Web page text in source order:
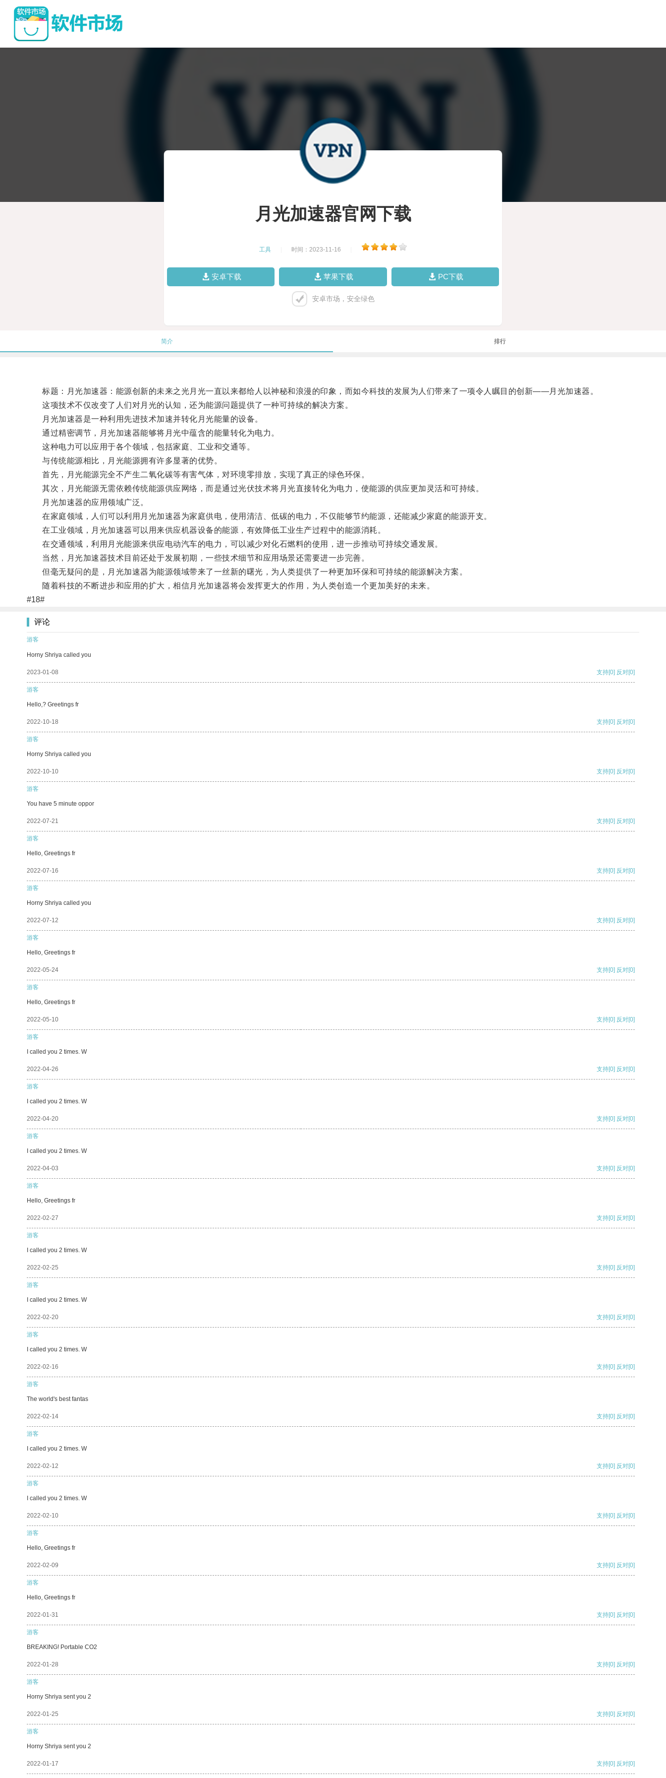
月光加速器官网下载
工具 时间：2023-11-16
安卓下载 苹果下载 PC下载
安卓市场，安全绿色
简介 排行
标题：月光加速器：能源创新的未来之光月光一直以来都给人以神秘和浪漫的印象，而如今科技的发展为人们带来了一项令人瞩目的创新——月光加速器。
这项技术不仅改变了人们对月光的认知，还为能源问题提供了一种可持续的解决方案。
月光加速器是一种利用先进技术加速并转化月光能量的设备。
通过精密调节，月光加速器能够将月光中蕴含的能量转化为电力。
这种电力可以应用于各个领域，包括家庭、工业和交通等。
与传统能源相比，月光能源拥有许多显著的优势。
首先，月光能源完全不产生二氧化碳等有害气体，对环境零排放，实现了真正的绿色环保。
其次，月光能源无需依赖传统能源供应网络，而是通过光伏技术将月光直接转化为电力，使能源的供应更加灵活和可持续。
月光加速器的应用领域广泛。
在家庭领域，人们可以利用月光加速器为家庭供电，使用清洁、低碳的电力，不仅能够节约能源，还能减少家庭的能源开支。
在工业领域，月光加速器可以用来供应机器设备的能源，有效降低工业生产过程中的能源消耗。
在交通领域，利用月光能源来供应电动汽车的电力，可以减少对化石燃料的使用，进一步推动可持续交通发展。
当然，月光加速器技术目前还处于发展初期，一些技术细节和应用场景还需要进一步完善。
但毫无疑问的是，月光加速器为能源领域带来了一丝新的曙光，为人类提供了一种更加环保和可持续的能源解决方案。
随着科技的不断进步和应用的扩大，相信月光加速器将会发挥更大的作用，为人类创造一个更加美好的未来。
#18#
评论
游客
Horny Shriya called you
2023-01-08 支持[0] 反对[0]
游客
Hello,? Greetings fr
2022-10-18 支持[0] 反对[0]
游客
Horny Shriya called you
2022-10-10 支持[0] 反对[0]
游客
You have 5 minute oppor
2022-07-21 支持[0] 反对[0]
游客
Hello, Greetings fr
2022-07-16 支持[0] 反对[0]
游客
Horny Shriya called you
2022-07-12 支持[0] 反对[0]
游客
Hello, Greetings fr
2022-05-24 支持[0] 反对[0]
游客
Hello, Greetings fr
2022-05-10 支持[0] 反对[0]
游客
I called you 2 times. W
2022-04-26 支持[0] 反对[0]
游客
I called you 2 times. W
2022-04-20 支持[0] 反对[0]
游客
I called you 2 times. W
2022-04-03 支持[0] 反对[0]
游客
Hello, Greetings fr
2022-02-27 支持[0] 反对[0]
游客
I called you 2 times. W
2022-02-25 支持[0] 反对[0]
游客
I called you 2 times. W
2022-02-20 支持[0] 反对[0]
游客
I called you 2 times. W
2022-02-16 支持[0] 反对[0]
游客
The world's best fantas
2022-02-14 支持[0] 反对[0]
游客
I called you 2 times. W
2022-02-12 支持[0] 反对[0]
游客
I called you 2 times. W
2022-02-10 支持[0] 反对[0]
游客
Hello, Greetings fr
2022-02-09 支持[0] 反对[0]
游客
Hello, Greetings fr
2022-01-31 支持[0] 反对[0]
游客
BREAKING! Portable CO2
2022-01-28 支持[0] 反对[0]
游客
Horny Shriya sent you 2
2022-01-25 支持[0] 反对[0]
游客
Horny Shriya sent you 2
2022-01-17 支持[0] 反对[0]